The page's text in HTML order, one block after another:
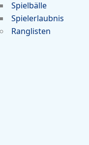
Spielbälle
Spielerlaubnis
Ranglisten